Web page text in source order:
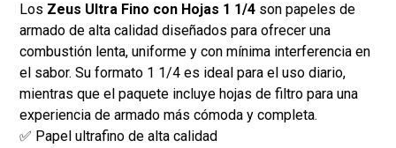
Los Zeus Ultra Fino con Hojas 1 1/4 son papeles de
armado de alta calidad diseñados para ofrecer una
combustión lenta, uniforme y con mínima interferencia en
el sabor. Su formato 1 1/4 es ideal para el uso diario,
mientras que el paquete incluye hojas de filtro para una
experiencia de armado más cómoda y completa.
✅ Papel ultrafino de alta calidad